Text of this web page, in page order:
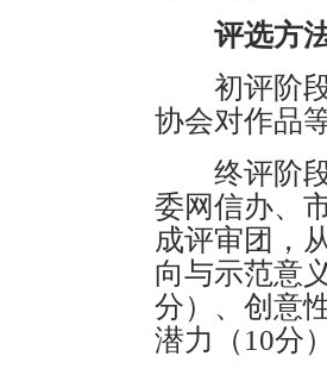
评选方
初评阶段
协会对作品
终评阶段
委网信办、
成评审团，
向与示范意
分）、创意
潜力（10分